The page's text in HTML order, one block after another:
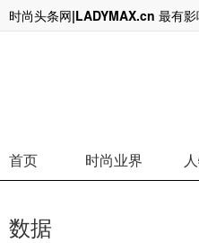
时尚头条网|LADYMAX.cn 最有
中国游客海外消费行为剧变
首页 时尚业界
数据